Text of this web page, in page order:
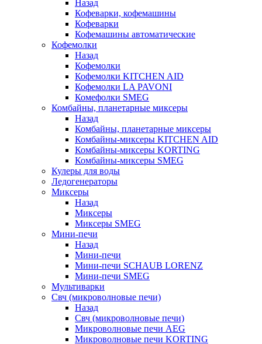
Назад
Кофеварки, кофемашины
Кофеварки
Кофемашины автоматические
Кофемолки
Назад
Кофемолки
Кофемолки KITCHEN AID
Кофемолки LA PAVONI
Комефолки SMEG
Комбайны, планетарные миксеры
Назад
Комбайны, планетарные миксеры
Комбайны-миксеры KITCHEN AID
Комбайны-миксеры KORTING
Комбайны-миксеры SMEG
Кулеры для воды
Ледогенераторы
Миксеры
Назад
Миксеры
Миксеры SMEG
Мини-печи
Назад
Мини-печи
Мини-печи SCHAUB LORENZ
Мини-печи SMEG
Мультиварки
Свч (микроволновые печи)
Назад
Свч (микроволновые печи)
Микроволновые печи AEG
Микроволновые печи KORTING